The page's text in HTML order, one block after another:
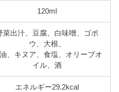
120ml
菜出汁、豆腐、白味噌、ゴボ
ウ、大根、
、キヌア、食塩、オリーブオ
イル、酒
エネルギー29.2kcal